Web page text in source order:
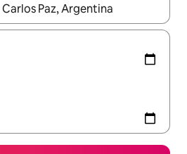
और डाउन 'ऐरो की' का इस्तेमाल करके नेविगेट